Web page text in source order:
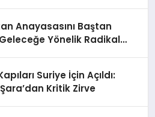
Anayasasını Baştan
Yönelik Radikal
Suriye İçin Açıldı:
Kritik Zirve